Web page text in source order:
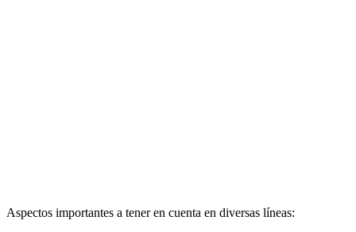
Aspectos importantes a tener en cuenta en diversas líneas: